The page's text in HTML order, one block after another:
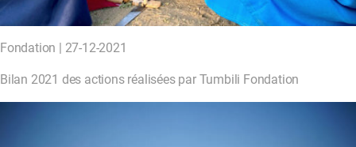
Fondation | 27-12-2021
Bilan 2021 des actions réalisées par Tumbili Fondation